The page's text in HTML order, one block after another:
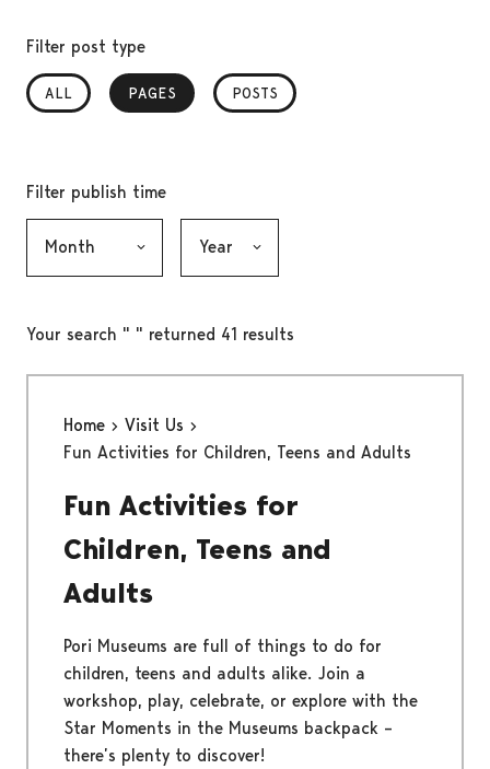
Filter post type
ALL PAGES
, SELECTED POSTS
Filter publish time
Your search " " returned 41 results
Home
Visit Us
Fun Activities for Children, Teens and Adults
Fun Activities for
Children, Teens and
Adults
Pori Museums are full of things to do for
children, teens and adults alike. Join a
workshop, play, celebrate, or explore with the
Star Moments in the Museums backpack –
there’s plenty to discover!